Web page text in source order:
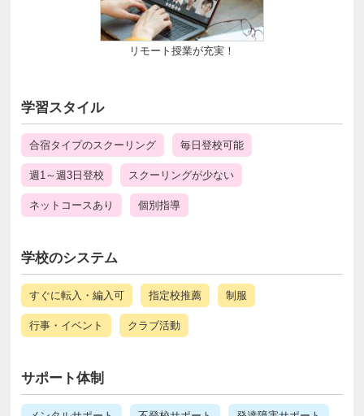
リモート授業が充実！
学習スタイル
合宿タイプのスクーリング 毎日登校可能
週1～週3日登校 スクーリングが少ない
ネットコースあり 個別指導
学校のシステム
すぐに転入・編入可 指定校推薦 制服
行事・イベント クラブ活動
サポート体制